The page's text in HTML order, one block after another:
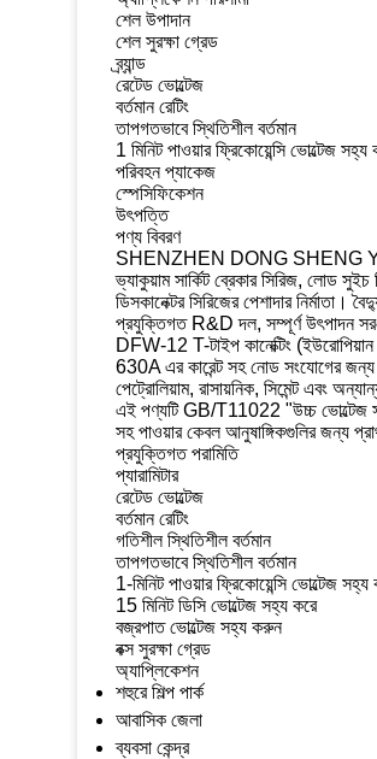
শেল উপাদান
শেল সুরক্ষা গ্রেড
ব্র্যান্ড
রেটেড ভোল্টেজ
বর্তমান রেটিং
তাপগতভাবে স্থিতিশীল বর্তমান
1 মিনিট পাওয়ার ফ্রিকোয়েন্সি ভোল্টেজ সহ্য
পরিবহন প্যাকেজ
স্পেসিফিকেশন
উৎপত্তি
পণ্য বিবরণ
SHENZHEN DONG SHENG
ভ্যাকুয়াম সার্কিট ব্রেকার সিরিজ, লোড সুইচ
ডিসকানেক্টর সিরিজের পেশাদার নির্মাতা।
প্রযুক্তিগত R&D দল, সম্পূর্ণ উৎপাদন
DFW-12 T-টাইপ কানেক্টিং
630A এর কারেন্ট সহ নোড সংযোগের জন্য
পেট্রোলিয়াম, রাসায়নিক, সিমেন্ট এবং
এই পণ্যটি GB/T11022 "উচ্চ ভোল্টেজ
সহ পাওয়ার কেবল আনুষাঙ্গিকগুলির জন্য
প্রযুক্তিগত পরামিতি
প্যারামিটার
রেটেড ভোল্টেজ
বর্তমান রেটিং
গতিশীল স্থিতিশীল বর্তমান
তাপগতভাবে স্থিতিশীল বর্তমান
1-মিনিট পাওয়ার ফ্রিকোয়েন্সি ভোল্টেজ সহ্য
15 মিনিট ডিসি ভোল্টেজ সহ্য করে
বজ্রপাত ভোল্টেজ সহ্য করুন
বক্স সুরক্ষা গ্রেড
অ্যাপ্লিকেশন
শহুরে শিল্প পার্ক
আবাসিক জেলা
ব্যবসা কেন্দ্র